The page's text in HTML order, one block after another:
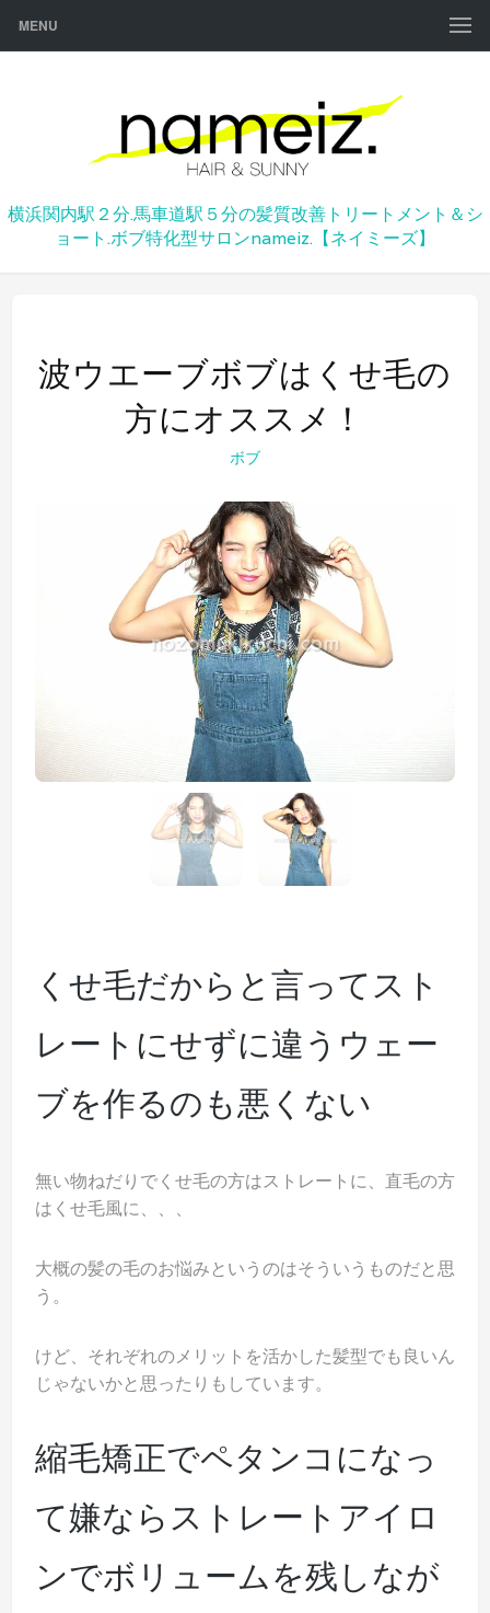
MENU
横浜関内駅２分.馬車道駅５分の髪質改善トリートメント＆シ
ョート.ボブ特化型サロンnameiz.【ネイミーズ】
波ウエーブボブはくせ毛の
方にオススメ！
ボブ
くせ毛だからと言ってスト
レートにせずに違うウェー
ブを作るのも悪くない
無い物ねだりでくせ毛の方はストレートに、直毛の方
はくせ毛風に、、、
大概の髪の毛のお悩みというのはそういうものだと思
う。
けど、それぞれのメリットを活かした髪型でも良いん
じゃないかと思ったりもしています。
縮毛矯正でペタンコになっ
て嫌ならストレートアイロ
ンでボリュームを残しなが